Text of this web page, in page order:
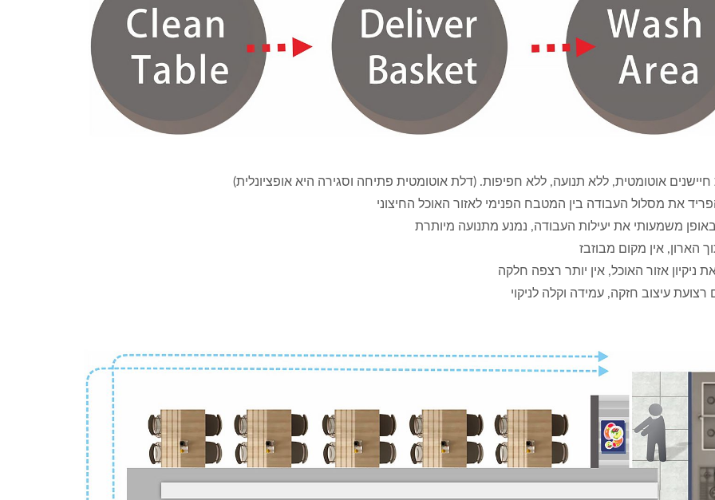
אוטומטית, ללא תנועה, ללא חפיפות. (דלת אוטומטית פתיחה וסגירה היא אופציונלית)
את מסלול העבודה בין המטבח הפנימי לאזור האוכל החיצוני
משמעותי את יעילות העבודה, נמנע מתנועה מיותרת
הארון, אין מקום מבוזבז
ניקיון אזור האוכל, אין יותר רצפה חלקה
רצועת עיצוב חזקה, עמידה וקלה לניקוי